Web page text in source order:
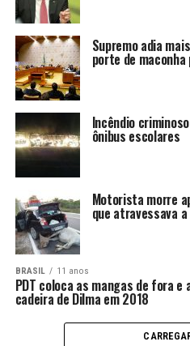
Supremo adia
porte de
Incêndio
ônibus escolares
Motorista morre
que atravessava
BRASIL 11 anos
PDT coloca as mangas de fora e
cadeira de Dilma em 2018